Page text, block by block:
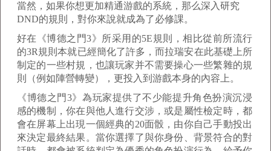
當然，如果你想更加精通游戲的系統，那么深入研究
DND的規則，對你來說就成為了必修課。
好在《博德之門3》所采用的5E規則，相比從前所流行
的3R規則本就已經簡化了許多，而拉瑞安在此基礎上所
制定的一些村規，也讓玩家并不需要操心一些繁雜的規
則（例如陣營轉變），更投入到游戲本身的內容上。
《博德之門3》為玩家提供了不少能提升角色扮演沉浸
感的機制，你在與他人進行交涉，或是屬性檢定時，都
會在屏幕上出現一個經典的20面骰，由你自己手動投出
來決定最終結果。當你選擇了與你身份、背景符合的對